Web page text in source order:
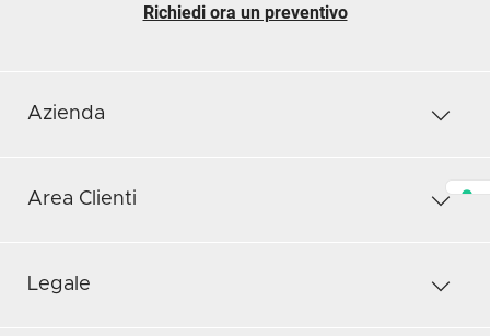
Richiedi ora un preventivo
Azienda
Area Clienti
Legale